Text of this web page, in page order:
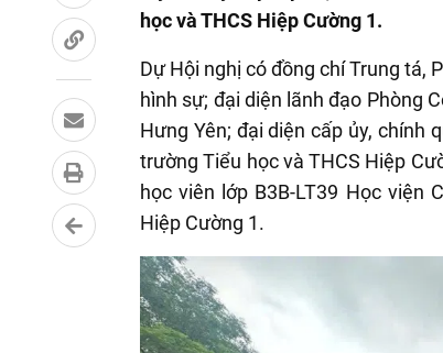
học và THCS Hiệp Cường 1.
Dự Hội nghị có đồng chí Trung tá,
hình sự; đại diện lãnh đạo Phòng
Hưng Yên; đại diện cấp ủy, chính
trường Tiểu học và THCS Hiệp
học viên lớp B3B-LT39 Học viện
Hiệp Cường 1.